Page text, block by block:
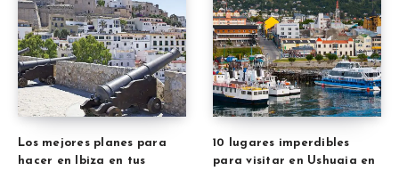
Los mejores planes para
hacer en Ibiza en tus
10 lugares imperdibles
para visitar en Ushuaia en